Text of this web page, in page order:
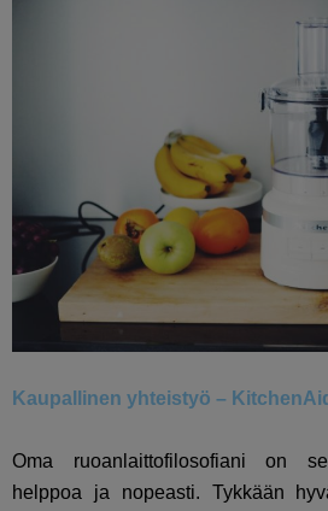
Kaupallinen yhteistyö –
Oma ruoanlaittofilosofiani on
helppoa ja nopeasti. Tykkään